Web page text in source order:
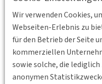
Wir verwenden Cookies,
Webseiten-Erlebnis zu
für den Betrieb der Seite
kommerziellen
sowie solche, die lediglich
anonymen